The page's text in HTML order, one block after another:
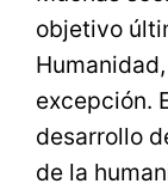
objetivo
excepción.
desarrollo
de la